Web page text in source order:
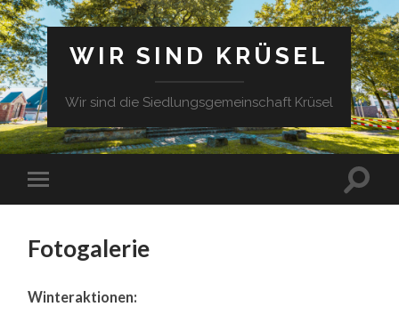
WIR SIND KRÜSEL
Wir sind die Siedlungsgemeinschaft Krüsel
Fotogalerie
Winteraktionen: